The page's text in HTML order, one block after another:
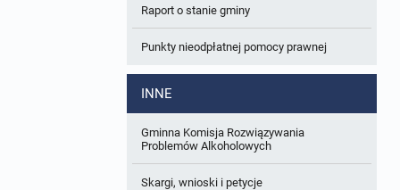
W trakcie opracowania
Zbiory danych przestrzennych
Analizy zmian w zagospodarowaniu
Raport o stanie gminy
Punkty nieodpłatnej pomocy prawnej
INNE
Gminna Komisja Rozwiązywania
Problemów Alkoholowych
Skargi, wnioski i petycje